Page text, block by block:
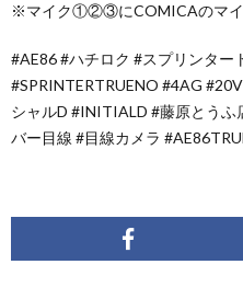
※マイク①②③にCOMICAのマイ
#AE86 #ハチロク #スプリンター
#SPRINTERTRUENO #4AG
シャルD #INITIALD #藤原とうふ
バー目線 #目線カメラ